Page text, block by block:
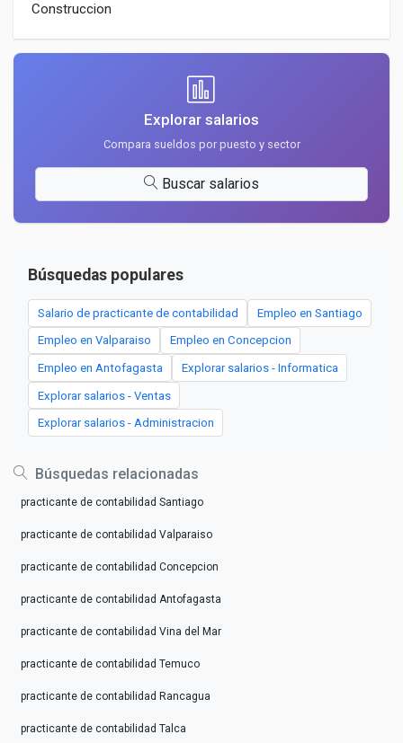
Construccion
Explorar salarios
Compara sueldos por puesto y sector
Buscar salarios
Búsquedas populares
Salario de practicante de contabilidad Empleo en Santiago
Empleo en Valparaiso Empleo en Concepcion
Empleo en Antofagasta Explorar salarios - Informatica
Explorar salarios - Ventas
Explorar salarios - Administracion
Búsquedas relacionadas
practicante de contabilidad Santiago
practicante de contabilidad Valparaiso
practicante de contabilidad Concepcion
practicante de contabilidad Antofagasta
practicante de contabilidad Vina del Mar
practicante de contabilidad Temuco
practicante de contabilidad Rancagua
practicante de contabilidad Talca